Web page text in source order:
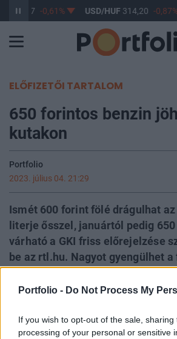
Portfolio - Do Not Process My
If you wish to opt-out of the sale,
processing of your personal or sensitive
363,17 -0,61% USD/HUF314,20 -0,87%
ELŐFIZETŐI TARTALOM
650 forintos benzin
kutakon
Portfolio
2023. július 04. 21:29
Ismét 600 forint fölé drágulhat
literje ősszel, januártól pedig
várható a GKI friss előrejelzése
be az rtl.hu. Nagyot gyengülhet
autósoknak jövőre. A GKI már
kétszámjegyű lehet az infláció.